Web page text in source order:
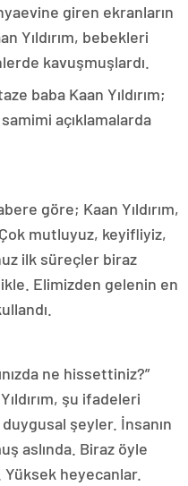
giren ekranların
Yıldırım, bebekleri
kavuşmuşlardı.
baba Kaan Yıldırım;
açıklamalarda
göre; Kaan Yıldırım,
mutluyuz, keyifliyiz,
ilk süreçler biraz
Elimizden gelenin en
ne hissettiniz?”
şu ifadeleri
şeyler. İnsanın
aslında. Biraz öyle
heyecanlar.